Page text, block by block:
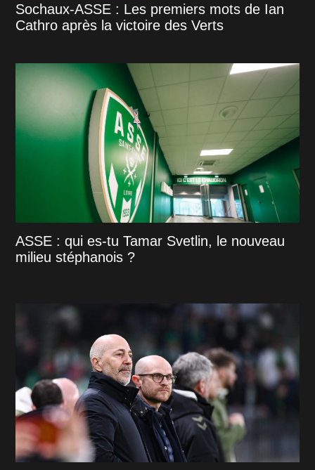
Sochaux-ASSE : Les premiers mots de Ian
Cathro après la victoire des Verts
ASSE : qui es-tu Tamar Svetlin, le nouveau
milieu stéphanois ?